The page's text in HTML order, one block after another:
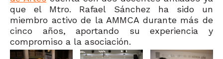
que el Mtro. Rafael Sánchez ha sido un
miembro activo de la AMMCA durante más de
cinco años, aportando su experiencia y
compromiso a la asociación.